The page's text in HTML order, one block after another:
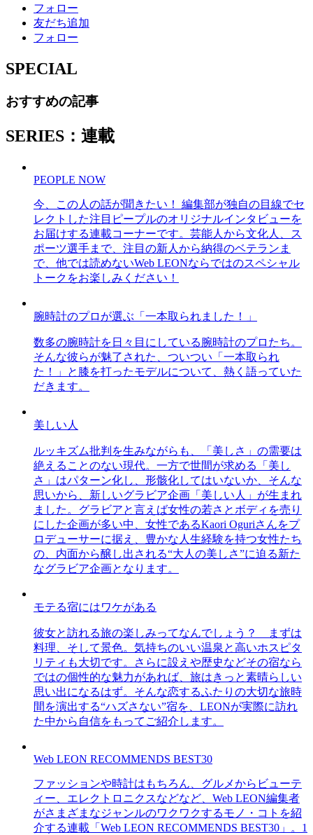
フォロー
友だち追加
フォロー
SPECIAL
おすすめの記事
SERIES：連載
PEOPLE NOW
今、この人の話が聞きたい！ 編集部が独自の目線でセ
レクトした注目ピープルのオリジナルインタビューを
お届けする連載コーナーです。芸能人から文化人、ス
ポーツ選手まで、注目の新人から納得のベテランま
で、他では読めないWeb LEONならではのスペシャル
トークをお楽しみください！
腕時計のプロが選ぶ「一本取られました！」
数多の腕時計を日々目にしている腕時計のプロたち。
そんな彼らが魅了された、ついつい「一本取られ
た！」と膝を打ったモデルについて、熱く語っていた
だきます。
美しい人
ルッキズム批判を生みながらも、「美しさ」の需要は
絶えることのない現代。一方で世間が求める「美し
さ」はパターン化し、形骸化してはいないか、そんな
思いから、新しいグラビア企画「美しい人」が生まれ
ました。グラビアと言えば女性の若さとボディを売り
にした企画が多い中、女性であるKaori Oguriさんをプ
ロデューサーに据え、豊かな人生経験を持つ女性たち
の、内面から醸し出される“大人の美しさ”に迫る新た
なグラビア企画となります。
モテる宿にはワケがある
彼女と訪れる旅の楽しみってなんでしょう？ まずは
料理、そして景色。気持ちのいい温泉と高いホスピタ
リティも大切です。さらに設えや歴史などその宿なら
ではの個性的な魅力があれば、旅はきっと素晴らしい
思い出になるはず。そんな恋するふたりの大切な旅時
間を演出する“ハズさない”宿を、LEONが実際に訪れ
た中から自信をもってご紹介します。
Web LEON RECOMMENDS BEST30
ファッションや時計はもちろん、グルメからビューテ
ィー、エレクトロニクスなどなど、Web LEON編集者
がさまざまなジャンルのワクワクするモノ・コトを紹
介する連載「Web LEON RECOMMENDS BEST30」。1